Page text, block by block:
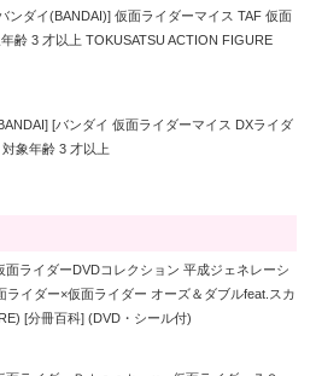
ンダイ(BANDAI)] 仮面ライダーマイス TAF 仮面
齢 3 才以上 TOKUSATSU ACTION FIGURE
[バンダイ 仮面ライダーマイス DXライダ
象年齢 3 才以上
面ライダーDVDコレクション 平成ジェネレーシ
ライダー×仮面ライダー オーズ＆ダブルfeat.スカ
[分冊百科] (DVD・シール付)